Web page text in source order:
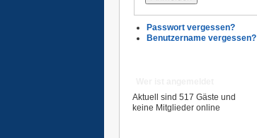
Passwort vergessen?
Benutzername vergessen?
Aktuell sind 517 Gäste und
keine Mitglieder online